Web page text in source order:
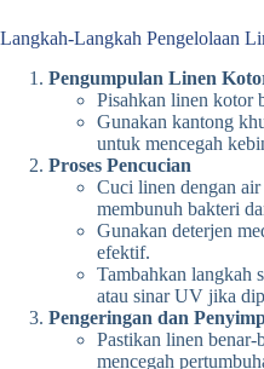
Langkah-Langkah Pengelolaan
Pengumpulan Linen
Pisahkan linen kotor
Gunakan kantong
untuk mencegah
Proses Pencucian
Cuci linen dengan
membunuh bakteri
Gunakan deterjen
efektif.
Tambahkan langkah
atau sinar UV jika
Pengeringan dan
Pastikan linen
mencegah